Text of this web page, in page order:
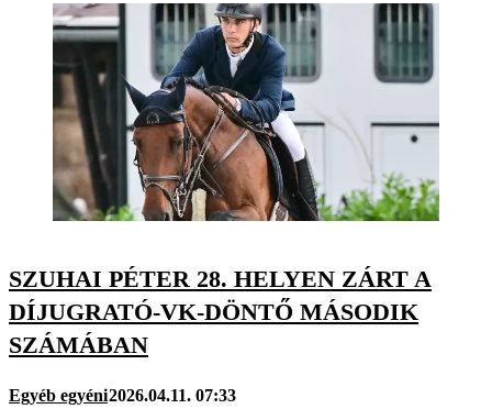
SZUHAI PÉTER 28. HELYEN ZÁRT A
DÍJUGRATÓ-VK-DÖNTŐ MÁSODIK
SZÁMÁBAN
Egyéb egyéni2026.04.11. 07:33